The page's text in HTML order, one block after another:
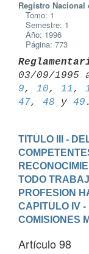
Registro Nacional
Tomo: 1
Semestre: 1
Año: 1996
Página: 773
03/09/
9, 10, 11 ,
47, 48 y 49
TITULO III -
TODO
PROFESION
CAPITULO IV
COMISIONES
Artículo 98